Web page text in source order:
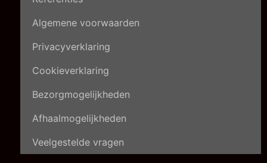
Algemene voorwaarden
Privacyverklaring
Cookieverklaring
Bezorgmogelijkheden
Afhaalmogelijkheden
Veelgestelde vragen